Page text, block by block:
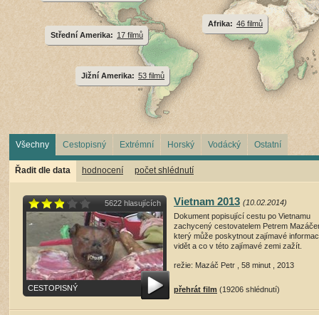
Afrika: 46 filmů
Jižní Amerika: 53 filmů
Střední Amerika: 17 filmů
Všechny Cestopisný Extrémní Horský Vodácký Ostatní
Řadit dle data hodnocení počet shlédnutí
5622 hlasujících
CESTOPISNÝ
Vietnam 2013 (10.02.2014)
Dokument popisující cestu po Vietnamu
zachycený cestovatelem Petrem
který může poskytnout zajímavé
vidět a co v této zajímavé zemi zažít.
režie: Mazáč Petr , 58 minut , 2013
přehrát film (19206 shlédnutí)